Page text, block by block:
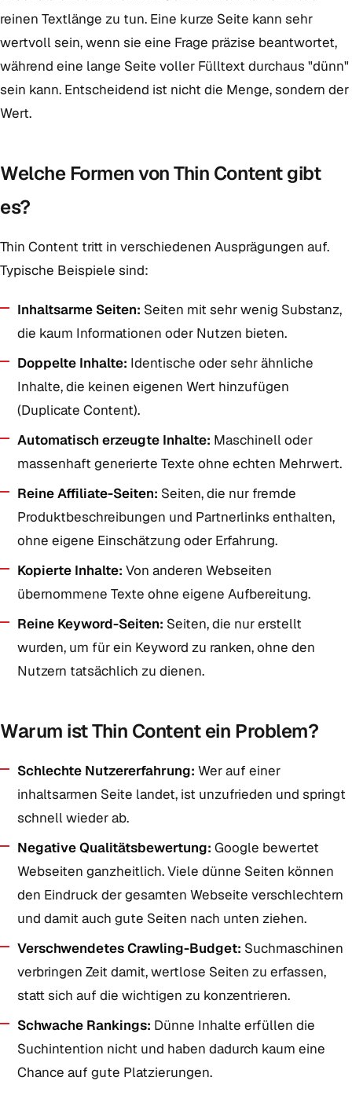
reinen Textlänge zu tun. Eine kurze Seite kann sehr
wertvoll sein, wenn sie eine Frage präzise beantwortet,
während eine lange Seite voller Fülltext durchaus "dünn"
sein kann. Entscheidend ist nicht die Menge, sondern der
Wert.
Welche Formen von Thin Content gibt
es?
Thin Content tritt in verschiedenen Ausprägungen auf.
Typische Beispiele sind:
Inhaltsarme Seiten: Seiten mit sehr wenig Substanz,
die kaum Informationen oder Nutzen bieten.
Doppelte Inhalte: Identische oder sehr ähnliche
Inhalte, die keinen eigenen Wert hinzufügen
(Duplicate Content).
Automatisch erzeugte Inhalte: Maschinell oder
massenhaft generierte Texte ohne echten Mehrwert.
Reine Affiliate-Seiten: Seiten, die nur fremde
Produktbeschreibungen und Partnerlinks enthalten,
ohne eigene Einschätzung oder Erfahrung.
Kopierte Inhalte: Von anderen Webseiten
übernommene Texte ohne eigene Aufbereitung.
Reine Keyword-Seiten: Seiten, die nur erstellt
wurden, um für ein Keyword zu ranken, ohne den
Nutzern tatsächlich zu dienen.
Warum ist Thin Content ein Problem?
Schlechte Nutzererfahrung: Wer auf einer
inhaltsarmen Seite landet, ist unzufrieden und springt
schnell wieder ab.
Negative Qualitätsbewertung: Google bewertet
Webseiten ganzheitlich. Viele dünne Seiten können
den Eindruck der gesamten Webseite verschlechtern
und damit auch gute Seiten nach unten ziehen.
Verschwendetes Crawling-Budget: Suchmaschinen
verbringen Zeit damit, wertlose Seiten zu erfassen,
statt sich auf die wichtigen zu konzentrieren.
Schwache Rankings: Dünne Inhalte erfüllen die
Suchintention nicht und haben dadurch kaum eine
Chance auf gute Platzierungen.